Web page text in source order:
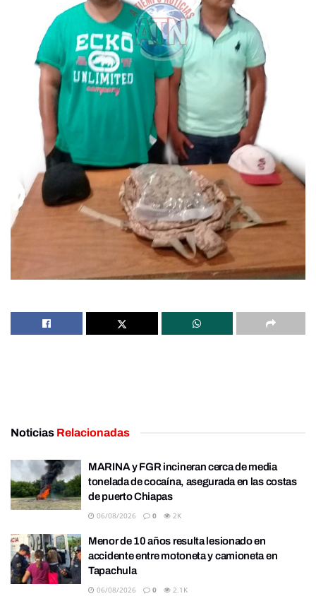
Noticias Relacionadas
MARINA y FGR incineran cerca de media
tonelada de cocaína, asegurada en las costas
de puerto Chiapas
06/08/2026 0 2K
Menor de 10 años resulta lesionado en
accidente entre motoneta y camioneta en
Tapachula
06/08/2026 0 2.1K